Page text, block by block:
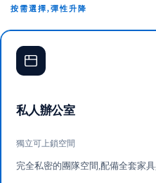
按需選擇,彈性升降
私人辦公室
獨立可上鎖空間
完全私密的團隊空間,配備全套家